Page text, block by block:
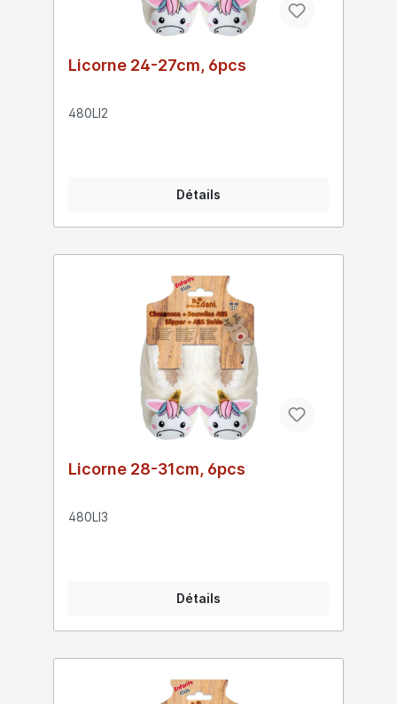
Licorne 24-27cm, 6pcs
480LI2
Détails
Licorne 28-31cm, 6pcs
480LI3
Détails